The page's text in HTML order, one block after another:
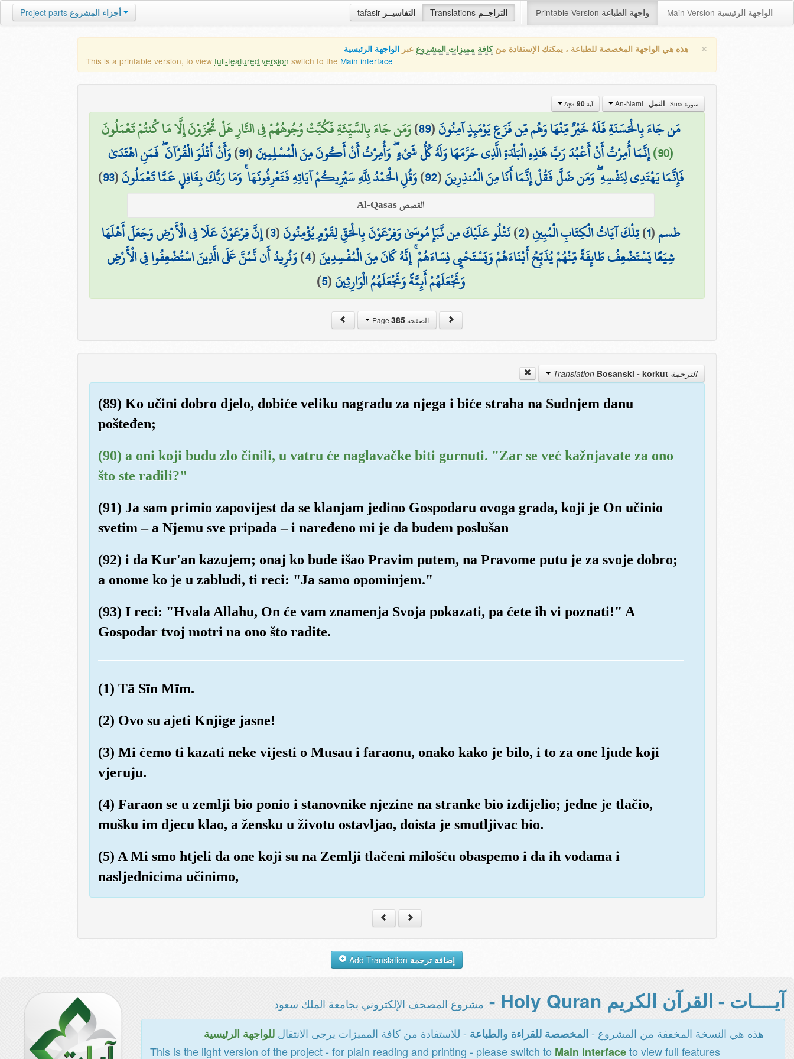
tafasir التفاسيــر Translations التراجــم Printable Version واجهة الطباعة Main Version الواجهة الرئيسية Project parts أجزاء المشروع
× هذه هي الواجهة المخصصة للطباعة ، يمكنك الإستفادة منكافة مميزات المشروع عبر الواجهة الرئيسية
This is a printable version, to view full-featured version switch to the Main interface
سورة Sura النمل آية Aya 90
مَن جَاءَ بِالْحَسَنَةِ فَلَهُ خَيْرٌ مِّنْهَا وَهُم مِّن فَزَعٍ يَوْمَئِذٍ آمِنُونَ(
89
)وَمَن جَاءَ بِالسَّيِّئَةِ فَكُبَّتْ وُجُوهُهُمْ فِي النَّارِ هَلْ تُجْزَوْنَ إِلَّا مَا كُنتُمْ تَعْمَلُونَ
(90)
إِنَّمَا أُمِرْتُ أَنْ أَعْبُدَ رَبَّ هَٰذِهِ الْبَلْدَةِ الَّذِي حَرَّمَهَا وَلَهُ كُلُّ شَيْءٍ ۖ وَأُمِرْتُ أَنْ أَكُونَ مِنَ الْمُسْلِمِينَ(
91
)وَأَنْ أَتْلُوَ الْقُرْآنَ ۖ فَمَنِ اهْتَدَىٰ
فَإِنَّمَا يَهْتَدِي لِنَفْسِهِ ۖ وَمَن ضَلَّ فَقُلْ إِنَّمَا أَنَا مِنَ الْمُنذِرِينَ(
92
)وَقُلِ الْحَمْدُ لِلَّهِ سَيُرِيكُمْ آيَاتِهِ فَتَعْرِفُونَهَا ۚ وَمَا رَبُّكَ بِغَافِلٍ عَمَّا تَعْمَلُونَ(
93
)
القصص Al-Qasas
طسم(
1
)تِلْكَ آيَاتُ الْكِتَابِ الْمُبِينِ(
2
)نَتْلُو عَلَيْكَ مِن نَّبَإِ مُوسَىٰ وَفِرْعَوْنَ بِالْحَقِّ لِقَوْمٍ يُؤْمِنُونَ(
3
)إِنَّ فِرْعَوْنَ عَلَا فِي الْأَرْضِ وَجَعَلَ أَهْلَهَا
شِيَعًا يَسْتَضْعِفُ طَائِفَةً مِّنْهُمْ يُذَبِّحُ أَبْنَاءَهُمْ وَيَسْتَحْيِي نِسَاءَهُمْ ۚ إِنَّهُ كَانَ مِنَ الْمُفْسِدِينَ(
4
)وَنُرِيدُ أَن نَّمُنَّ عَلَى الَّذِينَ اسْتُضْعِفُوا فِي الْأَرْضِ
وَنَجْعَلَهُمْ أَئِمَّةً وَنَجْعَلَهُمُ الْوَارِثِينَ(
5
)
الصفحة Page385
الترجمة Translation Bosanski - korkut
(89) Ko učini dobro djelo, dobiće veliku nagradu za njega i biće straha na Sudnjem danu
pošteđen;
(90) a oni koji budu zlo činili, u vatru će naglavačke biti gurnuti. "Zar se već kažnjavate za ono
što ste radili?"
(91) Ja sam primio zapovijest da se klanjam jedino Gospodaru ovoga grada, koji je On učinio
svetim – a Njemu sve pripada – i naređeno mi je da budem poslušan
(92) i da Kur'an kazujem; onaj ko bude išao Pravim putem, na Pravome putu je za svoje dobro;
a onome ko je u zabludi, ti reci: "Ja samo opominjem."
(93) I reci: "Hvala Allahu, On će vam znamenja Svoja pokazati, pa ćete ih vi poznati!" A
Gospodar tvoj motri na ono što radite.
(1) Tā Sīn Mīm.
(2) Ovo su ajeti Knjige jasne!
(3) Mi ćemo ti kazati neke vijesti o Musau i faraonu, onako kako je bilo, i to za one ljude koji
vjeruju.
(4) Faraon se u zemlji bio ponio i stanovnike njezine na stranke bio izdijelio; jedne je tlačio,
mušku im djecu klao, a žensku u životu ostavljao, doista je smutljivac bio.
(5) A Mi smo htjeli da one koji su na Zemlji tlačeni milošću obaspemo i da ih vođama i
nasljednicima učinimo,
إضافة ترجمة
آيــــات - القرآن الكريم Holy Quran - مشروع المصحف الإلكتروني بجامعة الملك سعود
هذه هي النسخة المخففة من المشروع - المخصصة للقراءة والطباعة - للاستفادة من كافة المميزات يرجى الانتقالللواجهة الرئيسية
This is the light version of the project - for plain reading and printing - please switch to Main interfaceto view full features